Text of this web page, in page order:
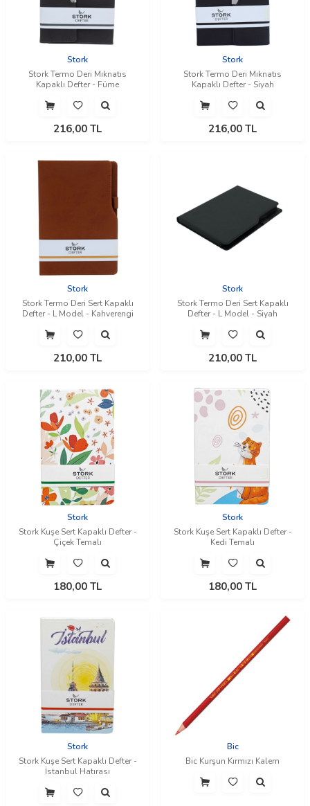
Stork
Stork Termo Deri Mıknatıs
Kapaklı Defter - Füme
216,00 TL
Stork
Stork Termo Deri Mıknatıs
Kapaklı Defter - Siyah
216,00 TL
Stork
Stork Termo Deri Sert Kapaklı
Defter - L Model - Kahverengi
210,00 TL
Stork
Stork Termo Deri Sert Kapaklı
Defter - L Model - Siyah
210,00 TL
Stork
Stork Kuşe Sert Kapaklı Defter -
Çiçek Temalı
180,00 TL
Stork
Stork Kuşe Sert Kapaklı Defter -
Kedi Temalı
180,00 TL
Stork
Stork Kuşe Sert Kapaklı Defter -
İstanbul Hatırası
Bic
Bic Kurşun Kırmızı Kalem